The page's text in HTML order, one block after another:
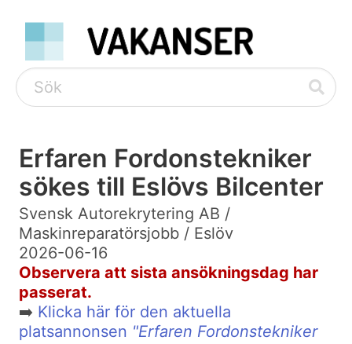
Erfaren Fordonstekniker
sökes till Eslövs Bilcenter
Svensk Autorekrytering AB /
Maskinreparatörsjobb / Eslöv
2026-06-16
Observera att sista ansökningsdag har
passerat.
➡️ Klicka här för den aktuella
platsannonsen "Erfaren Fordonstekniker